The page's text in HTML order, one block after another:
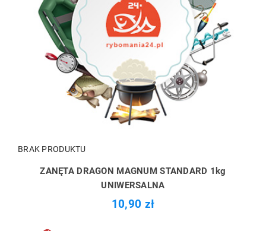
BRAK PRODUKTU
ZANĘTA DRAGON MAGNUM STANDARD 1kg
UNIWERSALNA
10,90 zł